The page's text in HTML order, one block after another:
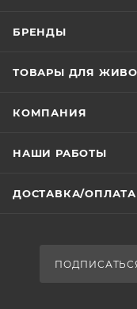
БРЕНДЫ
ТОВАРЫ ДЛЯ
КОМПАНИЯ
НАШИ РАБОТЫ
ДОСТАВКА/ОПЛАТА